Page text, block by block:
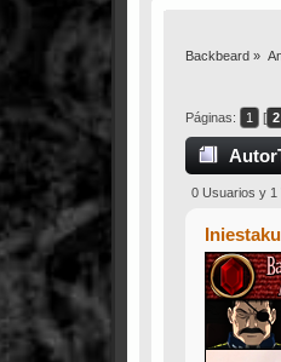
Backbeard »
Páginas: 1 [ 2
Autor
0 Usuarios y 1